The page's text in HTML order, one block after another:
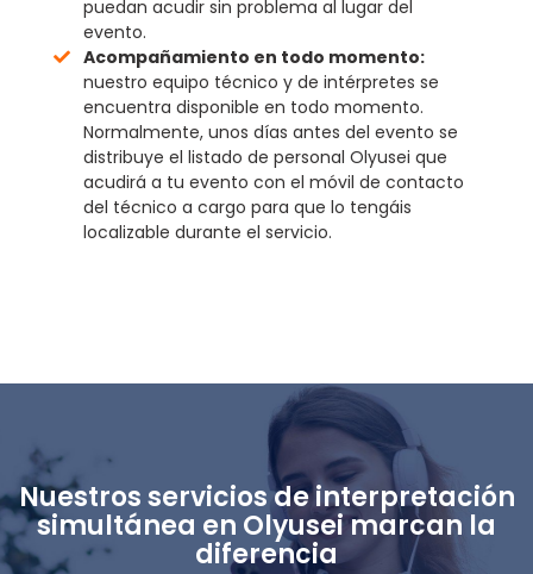
puedan acudir sin problema al lugar del
evento.
Acompañamiento en todo momento:
nuestro equipo técnico y de intérpretes se
encuentra disponible en todo momento.
Normalmente, unos días antes del evento se
distribuye el listado de personal Olyusei que
acudirá a tu evento con el móvil de contacto
del técnico a cargo para que lo tengáis
localizable durante el servicio.
Nuestros servicios de interpretación
simultánea en Olyusei marcan la
diferencia